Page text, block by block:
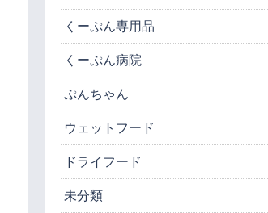
くーぷん専用品
くーぷん病院
ぷんちゃん
ウェットフード
ドライフード
未分類